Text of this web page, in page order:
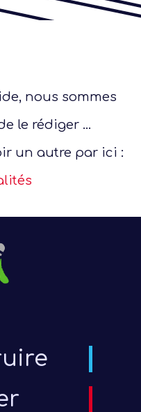
nous sommes
le rédiger ...
un autre par ici :